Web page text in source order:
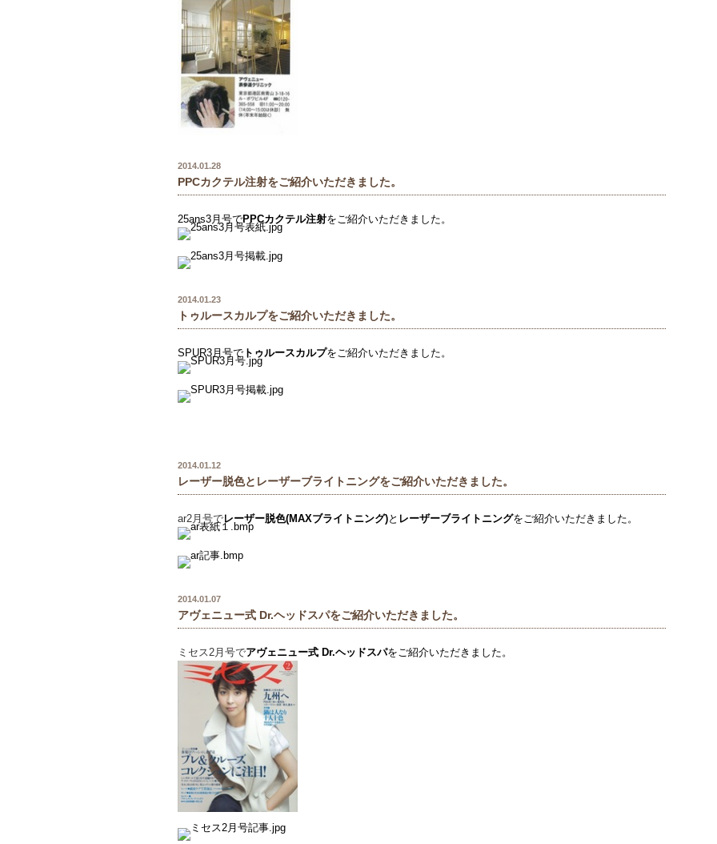
2014.01.28
PPCカクテル注射をご紹介いただきました。
25ans3月号でPPCカクテル注射をご紹介いただきました。
2014.01.23
トゥルースカルプをご紹介いただきました。
SPUR3月号で トゥルースカルプをご紹介いただきました。
2014.01.12
レーザー脱色とレーザーブライトニングをご紹介いただきました。
ar2月号でレーザー脱色(MAXブライトニング)と レーザーブライトニングをご紹介いただきました。
2014.01.07
アヴェニュー式 Dr.ヘッドスパをご紹介いただきました。
ミセス2月号でアヴェニュー式 Dr.ヘッドスパをご紹介いただきました。